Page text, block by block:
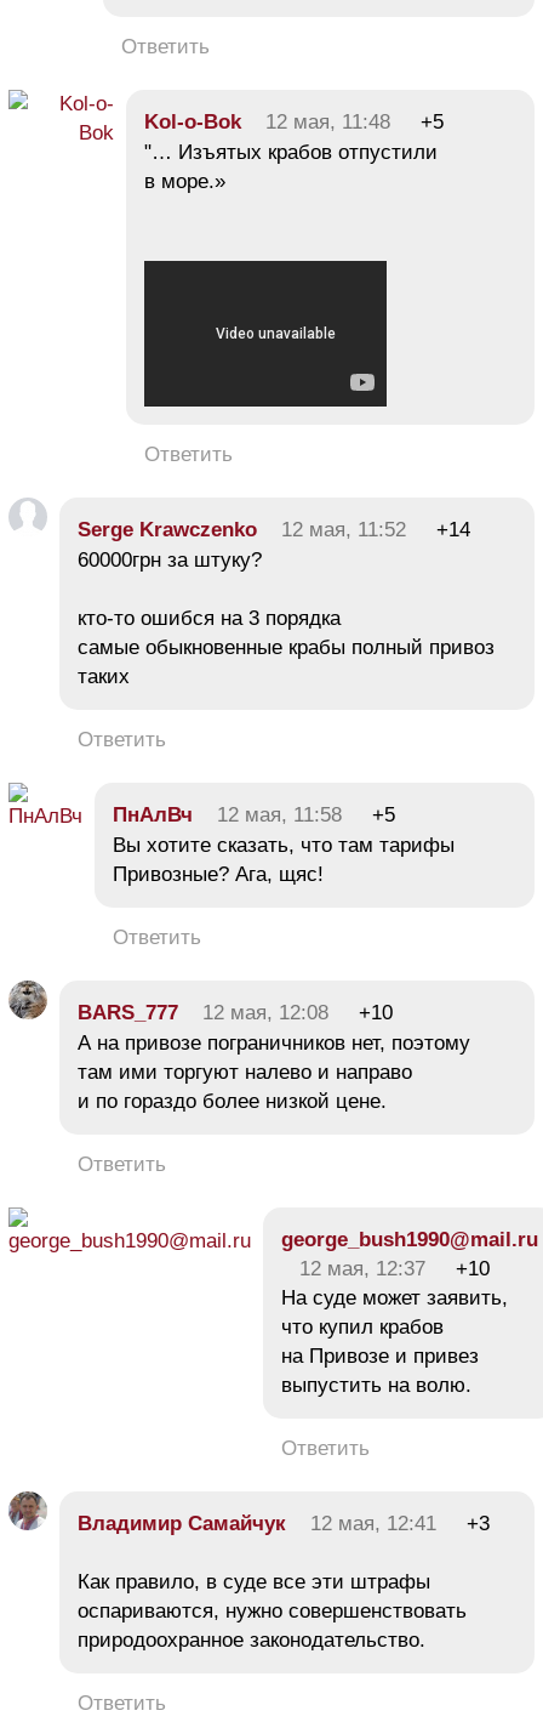
Ответить
Kol-o-Bok 12 мая, 11:48
+5
"… Изъятых крабов отпустили
в море.»
Ответить
Serge Krawczenko 12 мая, 11:52
+14
60000грн за штуку?
кто-то ошибся на 3 порядка
самые обыкновенные крабы полный привоз
таких
Ответить
ПнАлВч 12 мая, 11:58
+5
Вы хотите сказать, что там тарифы
Привозные? Ага, щяс!
Ответить
BARS_777 12 мая, 12:08
+10
А на привозе пограничников нет, поэтому
там ими торгуют налево и направо
и по гораздо более низкой цене.
Ответить
george_bush1990@mail.ru
12 мая, 12:37
+10
На суде может заявить,
что купил крабов
на Привозе и привез
выпустить на волю.
Ответить
Владимир Самайчук 12 мая, 12:41 +3
Как правило, в суде все эти штрафы
оспариваются, нужно совершенствовать
природоохранное законодательство.
Ответить